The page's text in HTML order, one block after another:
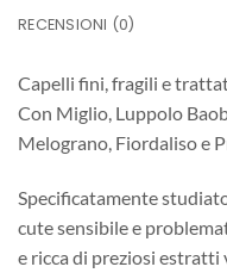
RECENSIONI (0)
Capelli fini, fragili e
Con Miglio, Luppolo
Melograno, Fiordaliso e
Specificatamente
cute sensibile e
e ricca di preziosi